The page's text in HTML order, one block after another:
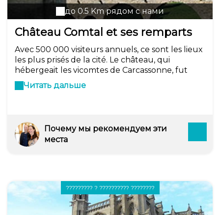
до 0.5 Km рядом с нами
Château Comtal et ses remparts
Avec 500 000 visiteurs annuels, ce sont les lieux
les plus prisés de la cité. Le château, qui
hébergeait les vicomtes de Carcassonne, fut
érigé au XIIème siècle. Quant aux remparts, il
s'agit d'une double enceinte dont une partie
52 tours.
Читать дальше
Почему мы рекомендуем эти
места
????????? ? ?????????? ????????